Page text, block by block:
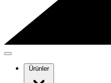
Ürünler